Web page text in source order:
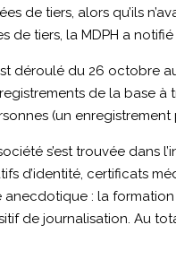
de tiers, alors qu’ils
de tiers, la MDPH a
déroulé du 26 octobre
de la base
(un
s’est trouvée dans
d’identité, certificats
anecdotique : la
de journalisation. Au